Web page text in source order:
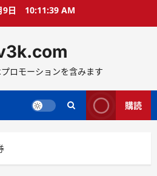
9日 10:11:39 AM
ロモーションを含みます
購読